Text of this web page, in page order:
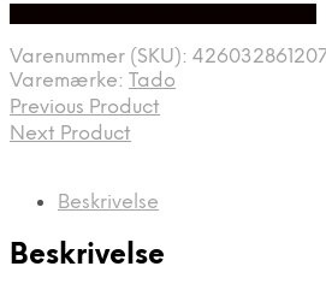
Varenummer (SKU):
Varemærke: Tado
Previous Product
Next Product
Beskrivelse
Beskrivelse